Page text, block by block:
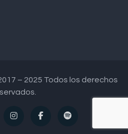
– 2025 Todos los derechos